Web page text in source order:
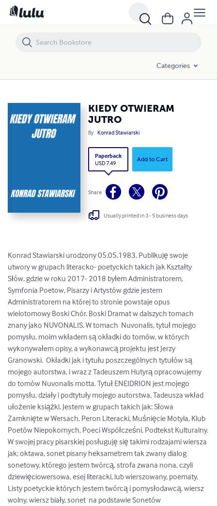
Categories
KIEDY OTWIERAM
JUTRO
By Konrad Stawiarski
Paperback
USD 7.49
Add to Cart
Share
Usually printed in 3 - 5 business days
Konrad Stawiarski urodzony 05.05.1983. Publikuję swoje
utwory w grupach literacko- poetyckich takich jak Kształty
Słów, gdzie w roku 2017- 2018 byłem Administratorem,
Symfonia Poetow, Pisarzy i Artystów gdzie jestem
Administratorem na której to stronie powstaje opus
wielotomowy Boski Chór. Boski Dramat w dalszych tomach
znany jako NUVONALIS. W tomach  Nuvonalis, tytuł mojego
pomysłu, moim wkładem są okładki do tomów, w których
wykonywałem opisy, a wykonawcą projektu jest Jerzy
Granowski.  Okładki jak i tytułu poszczególnych tytułów są
mojego autorstwa, i wraz z Tadeuszem Hutyrą opracowujemy
do tomów Nuvonalis motta. Tytuł ENEIDRION jest mojego
pomysłu, działy i podtytuły mojego autorstwa, Tadeusza wkład
ułożenie książki. Jestem w grupach takich jak: Słowa
Zamknięte w Wersach, Peron Literacki, Muśnięcie Motyla, Klub
Poetów Niepokornych, Poeci Współcześni, Podtekst Kulturalny.
W swojej pracy pisarskiej posługuję się takimi rodzajami wiersza
jak; oktawa, sonet pisany heksametrem tak zwany dialog
sonetowy, którego jestem twórcą, strofa zwana nona, czyli
dziewięciowersowa, esej literacki, lub wierszowany, poematy,
Listy poetyckie których jestem twórcą i pomysłodawcą, wiersz
wolny, wiersz biały, sonet  na podstawie Sonetów
KIEDY OTWIERAM JUTRO